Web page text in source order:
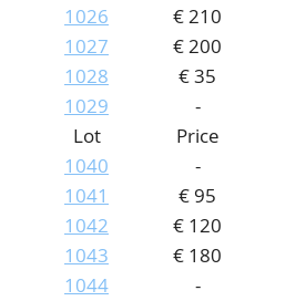
1026
€ 210
1027
€ 200
1028
€ 35
1029
-
Lot
Price
1040
-
1041
€ 95
1042
€ 120
1043
€ 180
1044
-